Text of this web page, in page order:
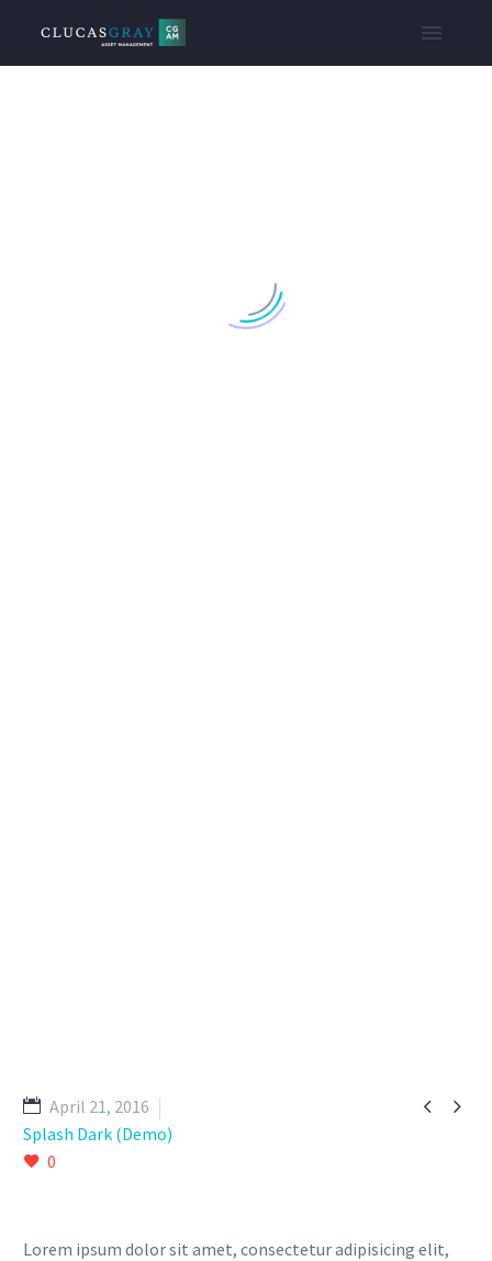
 
April 21, 2016
Splash Dark (Demo)
0
Lorem ipsum dolor sit amet, consectetur adipisicing elit,